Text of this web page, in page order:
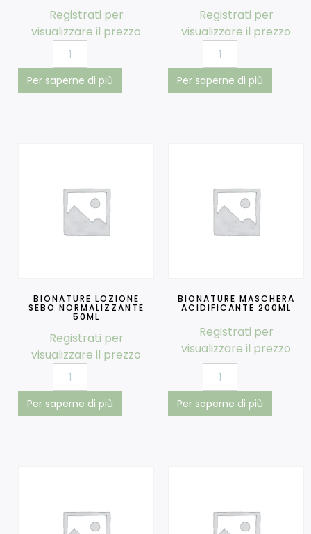
Registrati per
visualizzare il prezzo
Per saperne di più
Registrati per
visualizzare il prezzo
Per saperne di più
BIONATURE LOZIONE
SEBO NORMALIZZANTE
50ML
Registrati per
visualizzare il prezzo
Per saperne di più
BIONATURE MASCHERA
ACIDIFICANTE 200ML
Registrati per
visualizzare il prezzo
Per saperne di più